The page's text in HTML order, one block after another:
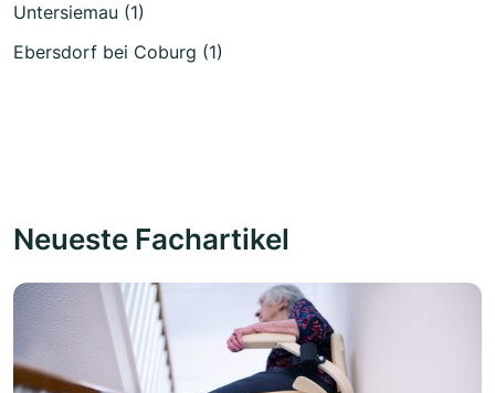
Untersiemau (1)
Ebersdorf bei Coburg (1)
Neueste Fachartikel